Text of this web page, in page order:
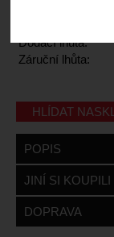
Dodací lhůta:
Záruční lhůta:
HLÍDAT
POPIS
JINÍ SI KOUPILI
DOPRAVA